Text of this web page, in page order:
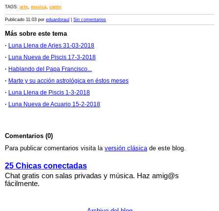
TAGS: arte, musica, canto
Publicado 11:03 por eduardoraul Sin comentarios
Más sobre este tema
· Luna Llena de Aries 31-03-2018
· Luna Nueva de Piscis 17-3-2018
· Hablando del Papa Francisco...
· Marte y su acción astrológica en éstos meses
· Luna Llena de Piscis 1-3-2018
· Luna Nueva de Acuario 15-2-2018
Comentarios (0)
Para publicar comentarios visita la versión clásicade este blog.
25 Chicas conectadas
Chat gratis con salas privadas y música. Haz amig@s
fácilmente.